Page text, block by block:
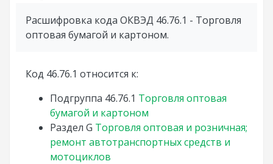
Расшифровка кода ОКВЭД 46.76.1 - Торговля
оптовая бумагой и картоном.
Код 46.76.1 относится к:
Подгруппа 46.76.1 Торговля оптовая
бумагой и картоном
Раздел G Торговля оптовая и розничная;
ремонт автотранспортных средств и
мотоциклов